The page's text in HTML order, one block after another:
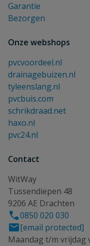
Garantie
Bezorgen
Onze webshops
pvcvoordeel.nl
drainagebuizen.nl
tyleenslang.nl
pvcbuis.com
schrikdraad.net
haxo.nl
pvc24.nl
Contact
WitWay
Tussendiepen 48
9206 AE Drachten
0850 020 030
[email protected]
Maandag t/m vrijdag